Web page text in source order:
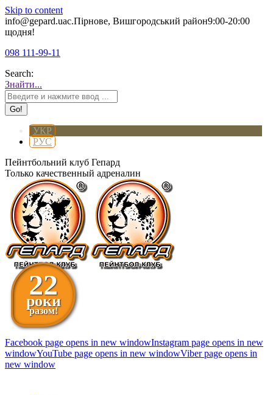
Skip to content
info@gepard.uaс.Пірнове, Вишгородський район9:00-20:00
щодня!
098 111-99-11
Search:
Знайти...
УКР
РУС
Пейнтбольний клуб Гепард
Только качественный адреналин
22
роки
разом!
Facebook page opens in new windowInstagram page opens in new
windowYouTube page opens in new windowViber page opens in
new window